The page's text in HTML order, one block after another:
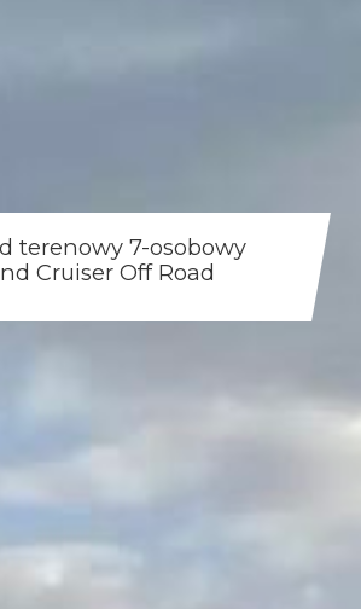
terenowy 7-osobowy
Cruiser Off Road